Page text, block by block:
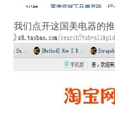
我们点开这国美电器的